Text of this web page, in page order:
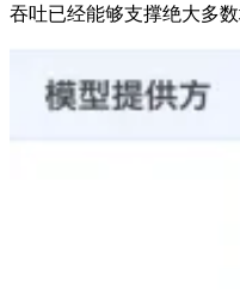
吞吐已经能够支撑绝大多